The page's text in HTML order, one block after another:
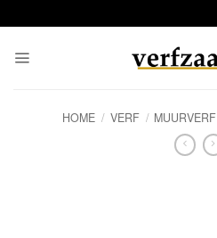
naar
HOME / VERF / MUURVERF